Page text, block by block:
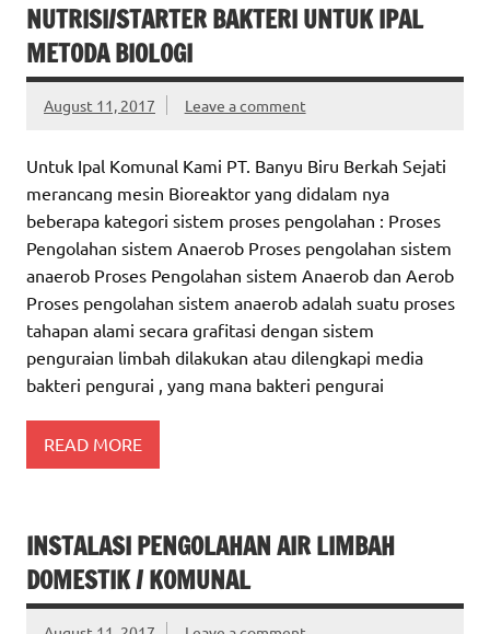
NUTRISI/STARTER BAKTERI UNTUK IPAL
METODA BIOLOGI
August 11, 2017 Leave a comment
Untuk Ipal Komunal Kami PT. Banyu Biru Berkah Sejati
merancang mesin Bioreaktor yang didalam nya
beberapa kategori sistem proses pengolahan : Proses
Pengolahan sistem Anaerob Proses pengolahan sistem
anaerob Proses Pengolahan sistem Anaerob dan Aerob
Proses pengolahan sistem anaerob adalah suatu proses
tahapan alami secara grafitasi dengan sistem
penguraian limbah dilakukan atau dilengkapi media
bakteri pengurai , yang mana bakteri pengurai
READ MORE
INSTALASI PENGOLAHAN AIR LIMBAH
DOMESTIK / KOMUNAL